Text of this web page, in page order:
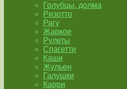
Голубцы, долма
Ризотто
Рагу
Жаркое
Рулеты
Спагетти
Каши
Жульен
Галушки
Карри